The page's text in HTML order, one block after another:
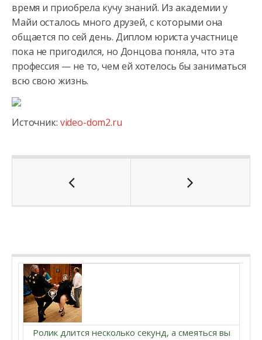
время и приобрела кучу знаний. Из академии у
Майи осталось много друзей, с которыми она
общается по сей день. Диплом юриста участнице
пока не пригодился, но Донцова поняла, что эта
профессия — не то, чем ей хотелось бы заниматься
всю свою жизнь.
Источник: video-dom2.ru
Ролик длится несколько секунд, а смеяться вы